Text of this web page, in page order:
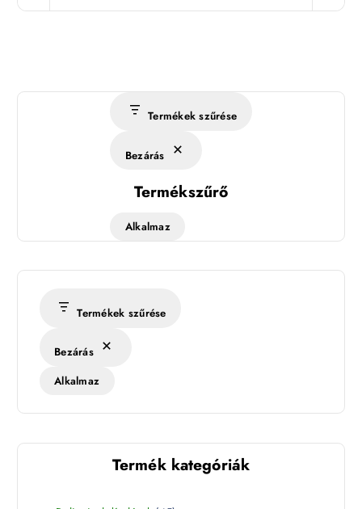
Termékek szűrése
Bezárás
Termékszűrő
Alkalmaz
Termékek szűrése
Bezárás
Alkalmaz
Termék kategóriák